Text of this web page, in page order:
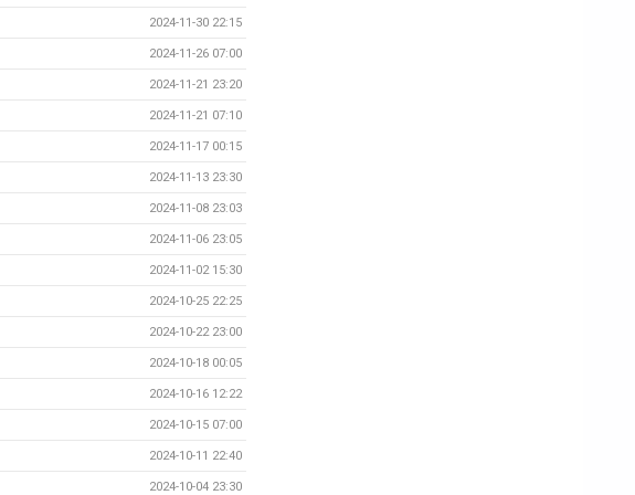
2024-11-30 22:15
2024-11-26 07:00
2024-11-21 23:20
2024-11-21 07:10
2024-11-17 00:15
2024-11-13 23:30
2024-11-08 23:03
2024-11-06 23:05
2024-11-02 15:30
2024-10-25 22:25
2024-10-22 23:00
2024-10-18 00:05
2024-10-16 12:22
2024-10-15 07:00
2024-10-11 22:40
2024-10-04 23:30